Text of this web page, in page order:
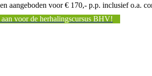
aangeboden voor € 170,- p.p. inclusief o.a.
voor de herhalingscursus BHV!